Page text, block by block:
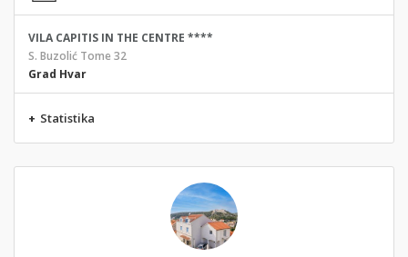
VILA CAPITIS IN THE CENTRE ****
S. Buzolić Tome 32
Grad Hvar
+ Statistika